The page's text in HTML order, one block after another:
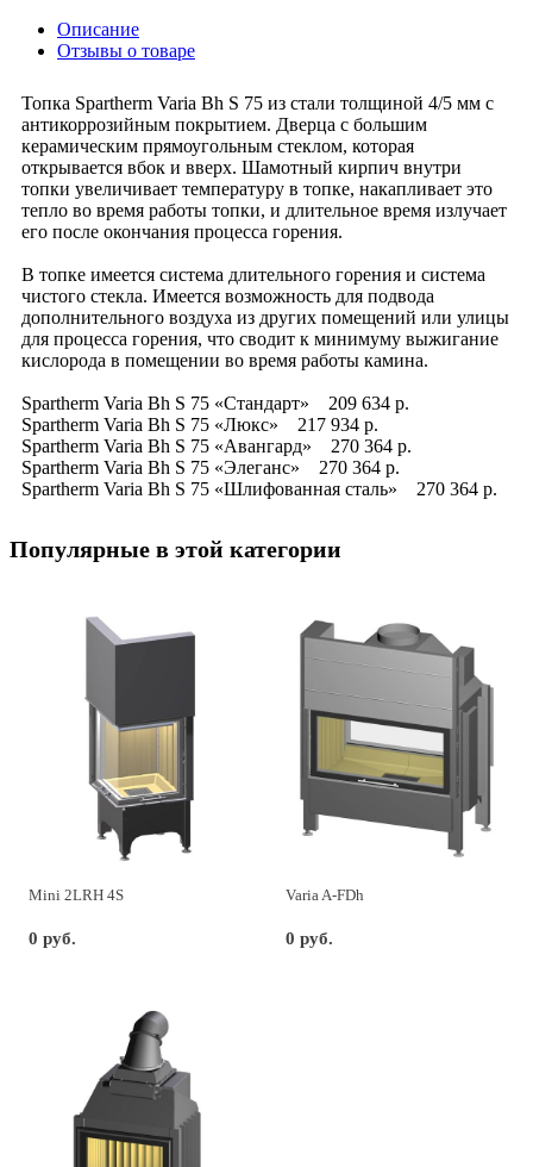
Описание
Отзывы о товаре
Топка Spartherm Varia Bh S 75 из стали толщиной 4/5 мм с
антикоррозийным покрытием. Дверца с большим
керамическим прямоугольным стеклом, которая
открывается вбок и вверх. Шамотный кирпич внутри
топки увеличивает температуру в топке, накапливает это
тепло во время работы топки, и длительное время излучает
его после окончания процесса горения.
В топке имеется система длительного горения и система
чистого стекла. Имеется возможность для подвода
дополнительного воздуха из других помещений или улицы
для процесса горения, что сводит к минимуму выжигание
кислорода в помещении во время работы камина.
Spartherm Varia Bh S 75 «Стандарт» 209 634 р.
Spartherm Varia Bh S 75 «Люкс» 217 934 р.
Spartherm Varia Bh S 75 «Авангард» 270 364 р.
Spartherm Varia Bh S 75 «Элеганс» 270 364 р.
Spartherm Varia Bh S 75 «Шлифованная сталь» 270 364 р.
Популярные в этой категории
Mini 2LRH 4S
0 руб.
Varia A-FDh
0 руб.